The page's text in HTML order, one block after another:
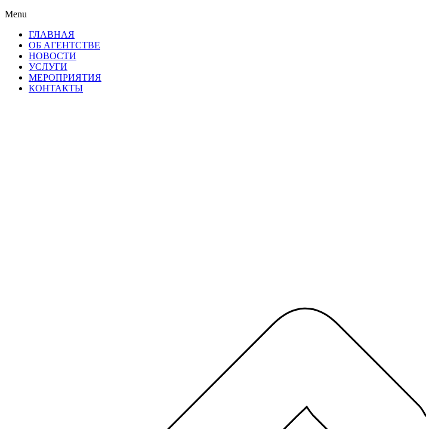
Menu
ГЛАВНАЯ
ОБ АГЕНТСТВЕ
НОВОСТИ
УСЛУГИ
МЕРОПРИЯТИЯ
КОНТАКТЫ